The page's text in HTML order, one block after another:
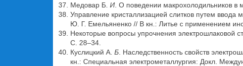
Медовар Б. И . О поведении
Управление кристаллизацией слитков путем
Ю. Г. Емельяненко // В кн.: Литье с применением
Некоторые вопросы упрочнения
С. 28–34.
Куслицкий А. Б . Наследственность свойств
кн.: Специальная электрометаллургия: Докл.